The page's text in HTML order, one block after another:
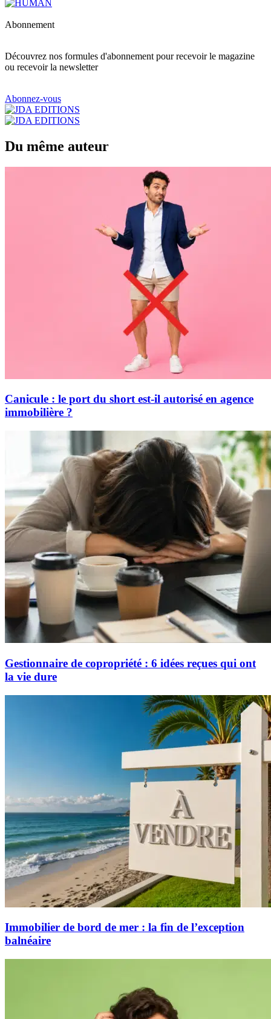
Abonnement
Découvrez nos formules d'abonnement pour recevoir le magazine
ou recevoir la newsletter
Abonnez-vous
Du même auteur
Canicule : le port du short est-il autorisé en agence
immobilière ?
Gestionnaire de copropriété : 6 idées reçues qui ont
la vie dure
Immobilier de bord de mer : la fin de l’exception
balnéaire